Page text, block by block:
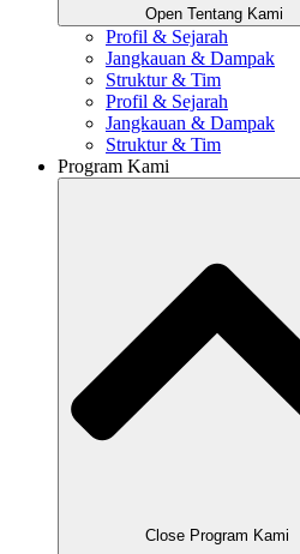
Open Tentang Kami
Profil & Sejarah
Jangkauan & Dampak
Struktur & Tim
Profil & Sejarah
Jangkauan & Dampak
Struktur & Tim
Program Kami
Close Program Kami